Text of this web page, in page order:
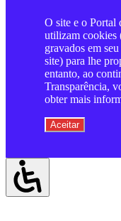
O site e o Portal
utilizam cookies
gravados em
site) para lhe
entanto, ao
Transparência,
obter mais
Aceitar